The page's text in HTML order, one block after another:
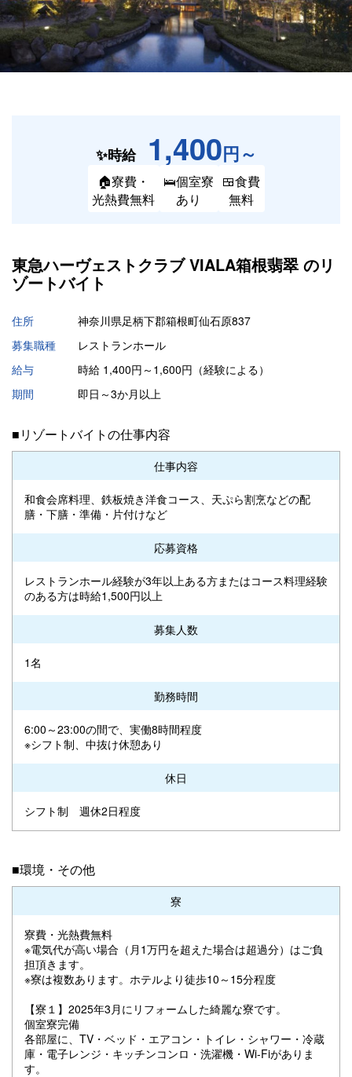
✨時給 1,400円～
🏠寮費・
光熱費無料
🛌個室寮
あり
🍱食費
無料
東急ハーヴェストクラブ VIALA箱根翡翠 のリ
ゾートバイト
住所
神奈川県足柄下郡箱根町仙石原837
募集職種
レストランホール
給与
時給 1,400円～1,600円（経験による）
期間
即日～3か月以上
■リゾートバイトの仕事内容
仕事内容
和食会席料理、鉄板焼き洋食コース、天ぷら割烹などの配
膳・下膳・準備・片付けなど
応募資格
レストランホール経験が3年以上ある方またはコース料理経験
のある方は時給1,500円以上
募集人数
1名
勤務時間
6:00～23:00の間で、実働8時間程度
※シフト制、中抜け休憩あり
休日
シフト制 週休2日程度
■環境・その他
寮
寮費・光熱費無料
※電気代が高い場合（月1万円を超えた場合は超過分）はご負
担頂きます。
※寮は複数あります。ホテルより徒歩10～15分程度
【寮１】2025年3月にリフォームした綺麗な寮です。
個室寮完備
各部屋に、TV・ベッド・エアコン・トイレ・シャワー・冷蔵
庫・電子レンジ・キッチンコンロ・洗濯機・Wi-Fiがありま
す。